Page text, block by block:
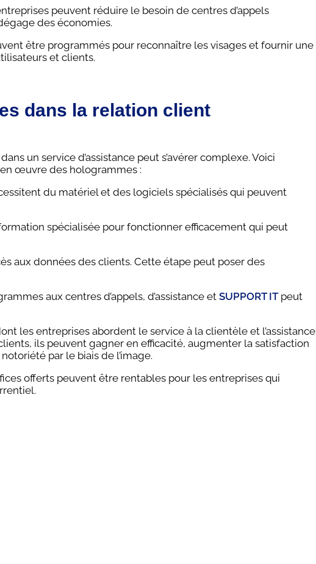
peuvent réduire le besoin de centres d’appels
des économies.
être programmés pour reconnaître les visages et fournir une
et clients.
dans la relation client
un service d’assistance peut s’avérer complexe. Voici
œuvre des hologrammes :
du matériel et des logiciels spécialisés qui peuvent
spécialisée pour fonctionner efficacement qui peut
aux données des clients. Cette étape peut poser des
aux centres d’appels, d’assistance et SUPPORT ITpeut
les entreprises abordent le service à la clientèle et l’assistance
ils peuvent gagner en efficacité, augmenter la satisfaction
par le biais de l’image.
offerts peuvent être rentables pour les entreprises qui